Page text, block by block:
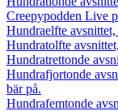
Creepypodden Live
Hundraelfte
Hundratolfte
Hundratrettonde
Hundrafjortonde
bär på.
Hundrafemtonde